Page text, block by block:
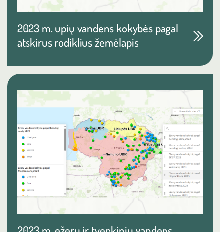
2023 m. upių vandens kokybės pagal
atskirus rodiklius žemėlapis